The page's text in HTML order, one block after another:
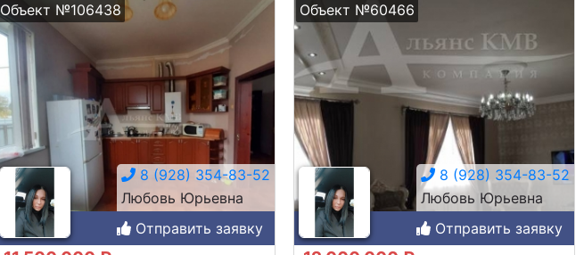
Объект №106438
8 (928) 354-83-52
Любовь Юрьевна
Отправить заявку
Объект №60466
8 (928) 354-83-52
Любовь Юрьевна
Отправить заявку